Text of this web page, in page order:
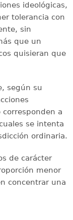
ideológicas,
tolerancia con
sin
que un
quisieran que
según su
a
se intenta
ordinaria.
de carácter
menor
concentrar una